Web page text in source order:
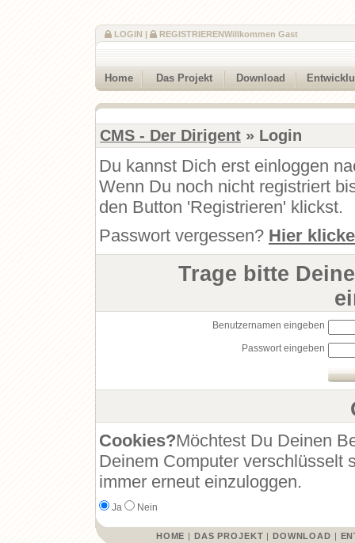
Willkommen Gast
LOGIN | REGISTRIEREN
Home Das Projekt Download
CMS - Der Dirigent » Login
Du kannst Dich erst einloggen
Wenn Du noch nicht registriert
den Button 'Registrieren' klickst.
Passwort vergessen? Hier
Trage bitte
Benutzernamen eingeben
Passwort eingeben
Cookies?Möchtest Du Deinen
Deinem Computer verschlüsselt
immer erneut einzuloggen.
Ja Nein
HOME | DAS PROJEKT | DOWNLOAD |